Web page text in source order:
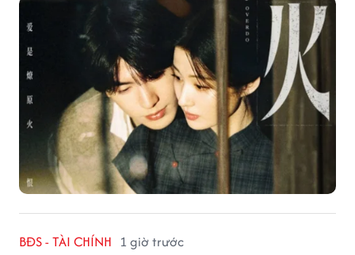
BĐS - TÀI CHÍNH 1 giờ trước